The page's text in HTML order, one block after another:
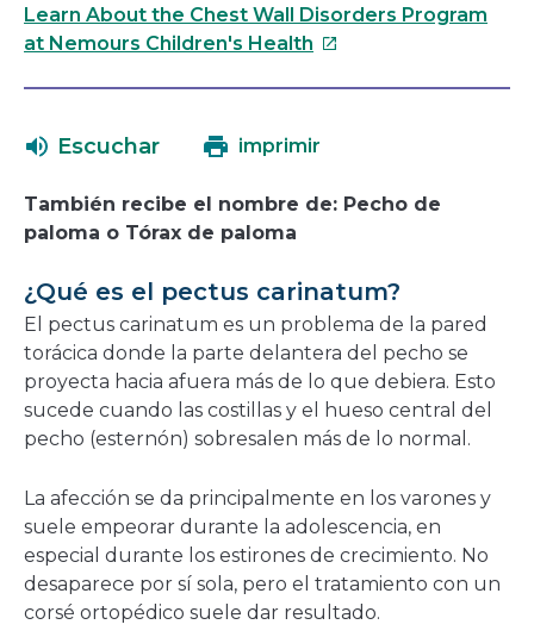
enlace
Learn About the Chest Wall Disorders Program
at Nemours Children's Health Este
en
nueva
Escuchar imprimir
También recibe el nombre de: Pecho de
paloma o Tórax de paloma
¿Qué es el pectus carinatum?
El pectus carinatum es un problema de la pared
torácica donde la parte delantera del pecho se
proyecta hacia afuera más de lo que debiera. Esto
sucede cuando las costillas y el hueso central del
pecho (esternón) sobresalen más de lo normal.
La afección se da principalmente en los varones y
suele empeorar durante la adolescencia, en
especial durante los estirones de crecimiento. No
desaparece por sí sola, pero el tratamiento con un
corsé ortopédico suele dar resultado.